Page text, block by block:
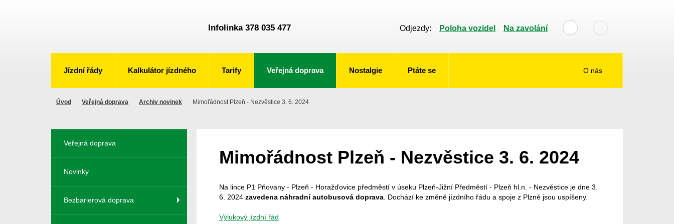
Infolinka 378 035 477 Odjezdy: Poloha vozidel Na zavolání
Jízdní řády Kalkulátor jízdného Tarify O nás
Veřejná doprava Nostalgie Ptáte se
Úvod Veřejná doprava Archiv novinek Mimořádnost Plzeň - Nezvěstice 3. 6. 2024
Veřejná doprava
Novinky
Bezbarierová doprava
Mimořádnost Plzeň - Nezvěstice 3. 6. 2024
Na lince P1 Pňovany - Plzeň - Horažďovice předměstí v úseku Plzeň-Jižní Předměstí - Plzeň hl.n. - Nezvěstice je dne 3.
6. 2024 zavedena náhradní autobusová doprava. Dochází ke změně jízdního řádu a spoje z Plzně jsou uspíšeny.
Výlukový jízdní řád